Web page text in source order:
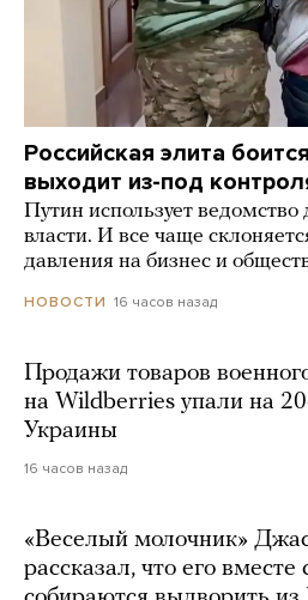
Российская элита
выходит из-под
Путин использует
власти. И все чаще
давления на бизнес и
НОВОСТИ 16 часов назад
Продажи товаров
на Wildberries упали на
Украины
16 часов назад
«Веселый молочник»
рассказал, что его вместе